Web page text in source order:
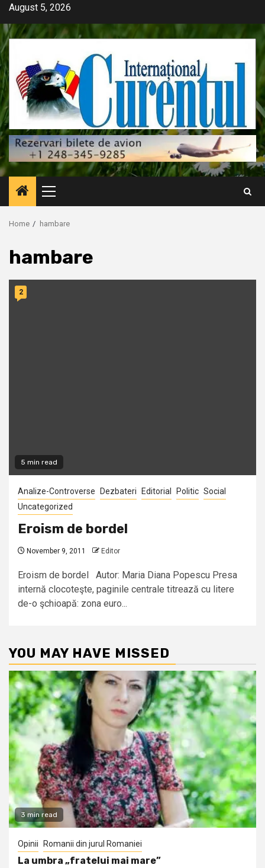
Skip
content
August 5, 2026
Primary
Menu
Home hambare
hambare
5 min read
2
Analize-Controverse Dezbateri Editorial Politic Social
Uncategorized
Eroism de bordel
November 9, 2011 Editor
Eroism de bordel Autor: Maria Diana Popescu Presa
internă clocoteşte, paginile centrale titrează cu litere
de-o şchioapă: zona euro...
YOU MAY HAVE MISSED
3 min read
Opinii Romanii din jurul Romaniei
La umbra „fratelui mai mare”